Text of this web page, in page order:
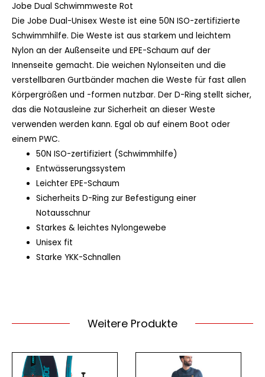
Jobe Dual Schwimmweste Rot
Die Jobe Dual-Unisex Weste ist eine 50N ISO-zertifizierte
Schwimmhilfe. Die Weste ist aus starkem und leichtem
Nylon an der Außenseite und EPE-Schaum auf der
Innenseite gemacht. Die weichen Nylonseiten und die
verstellbaren Gurtbänder machen die Weste für fast allen
Körpergrößen und -formen nutzbar. Der D-Ring stellt sicher,
das die Notausleine zur Sicherheit an dieser Weste
verwenden werden kann. Egal ob auf einem Boot oder
einem PWC.
50N ISO-zertifiziert (Schwimmhilfe)
Entwässerungssystem
Leichter EPE-Schaum
Sicherheits D-Ring zur Befestigung einer
Notausschnur
Starkes & leichtes Nylongewebe
Unisex fit
Starke YKK-Schnallen
Weitere Produkte
Dieses
Produkt